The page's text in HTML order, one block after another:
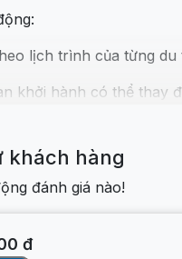
lịch trình của từng du
khởi hành có thể thay
mang đến cho du
trình, du khách có
khách hàng
đánh giá nào!
đ